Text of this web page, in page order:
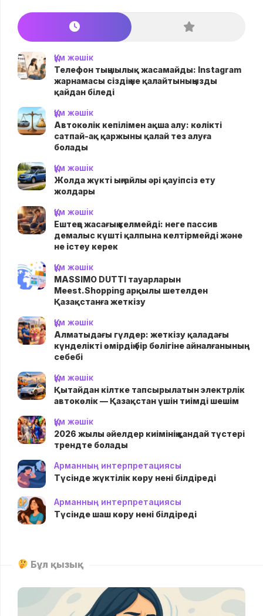
Құм жәшік
Телефон тыңшылық жасамайды: Instagram
жарнамасы сіздің не қалайтыныңызды
қайдан біледі
Құм жәшік
Автокөлік кепілімен ақша алу: көлікті
сатпай-ақ қаржыны қалай тез алуға
болады
Құм жәшік
Жолда жүктi ыңғайлы әрі қауіпсіз ету
жолдары
Құм жәшік
Ештеңе жасағың келмейді: неге пассив
демалыс күшті қалпына келтірмейді және
не істеу керек
Құм жәшік
MASSIMO DUTTI тауарларын
Meest.Shopping арқылы шетелден
Қазақстанға жеткізу
Құм жәшік
Алматыдағы гүлдер: жеткізу қаладағы
күнделікті өмірдің бір бөлігіне айналғанының
себебі
Құм жәшік
Қытайдан кілтке тапсырылатын электрлік
автокөлік — Қазақстан үшін тиімді шешім
Құм жәшік
2026 жылы әйелдер киімінің қандай түстері
трендте болады
Арманның интерпретациясы
Түсінде жүктілік көру нені білдіреді
Арманның интерпретациясы
Түсінде шаш көру нені білдіреді
Бұл қызық